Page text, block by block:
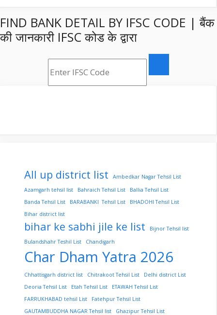
FIND BANK DETAIL BY IFSC CODE | बैंक
की जानकारी IFSC कोड के द्वारा
All up district list
Ambedkar Nagar Tehsil List
Azamgarh tehsil list
Bahraich Tehsil List
Ballia Tehsil List
Banda Tehsil List
BARABANKI Tehsil List
BHADOHI Tehsil List
Bihar district list
bihar ke sabhi jile ke list
Bijnor Tehsil list
Bulandshahr Teshil List
Chandigarh
Char Dham Yatra 2026
Chhattisgarh district list Chitrakoot Tehsil List
Delhi district List
Deoria Tehsil List
Etah Tehsil List
ETAWAH Tehsil List
FARRUKHABAD tehsil List
Fatehpur Tehsil List
GAUTAMBUDDHA NAGAR Tehsil list
Ghazipur Tehsil List